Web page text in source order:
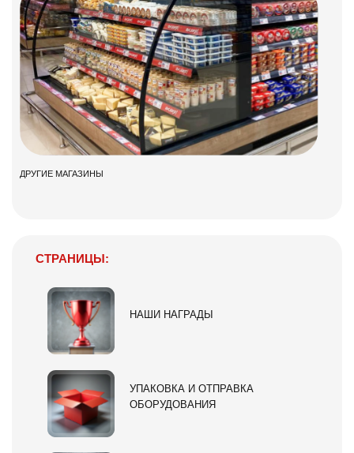
ДРУГИЕ МАГАЗИНЫ
СТРАНИЦЫ:
НАШИ НАГРАДЫ
УПАКОВКА И ОТПРАВКА
ОБОРУДОВАНИЯ